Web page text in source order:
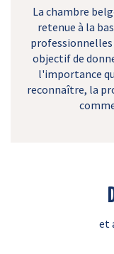
La chambre
retenue à la
objectif de
l'importance
reconnaître, la
et